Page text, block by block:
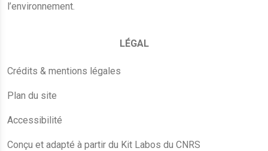
l’environnement.
LÉGAL
Crédits & mentions légales
Plan du site
Accessibilité
Conçu et adapté à partir du Kit Labos du CNRS